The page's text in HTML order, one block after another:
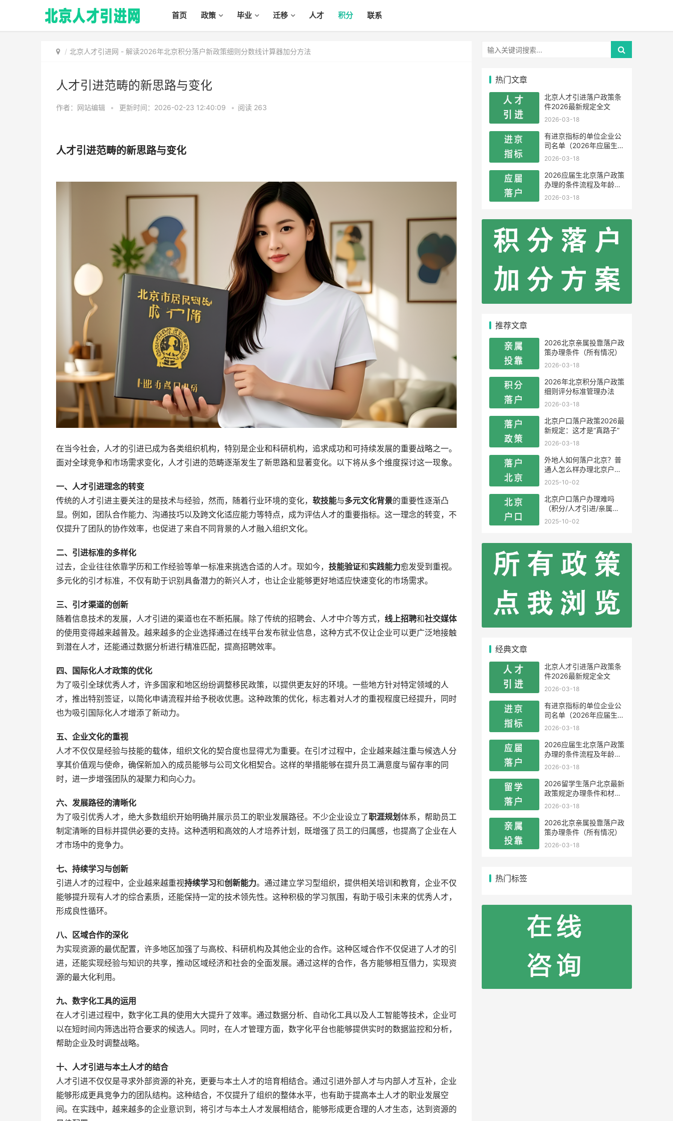
首页 政策 毕业 迁移 人才 积分 联系
北京人才引进网 - 解读2026年北京积分落户新政策细则分数线计算器加分方法
人才引进范畴的新思路与变化
作者：网站编辑 • 更新时间：2026-02-23 12:40:09 • 阅读 263
人才引进范畴的新思路与变化
在当今社会，人才的引进已成为各类组织机构，特别是企业和科研机构，追求成功和可持续发展的重要战略之一。
面对全球竞争和市场需求变化，人才引进的范畴逐渐发生了新思路和显著变化。以下将从多个维度探讨这一现象。
一、人才引进理念的转变
传统的人才引进主要关注的是技术与经验，然而，随着行业环境的变化， 软技能与多元文化背景的重要性逐渐凸
显。例如，团队合作能力、沟通技巧以及跨文化适应能力等特点，成为评估人才的重要指标。这一理念的转变，不
仅提升了团队的协作效率，也促进了来自不同背景的人才融入组织文化。
二、引进标准的多样化
过去，企业往往依靠学历和工作经验等单一标准来挑选合适的人才。现如今， 技能验证和实践能力愈发受到重视。
多元化的引才标准，不仅有助于识别具备潜力的新兴人才，也让企业能够更好地适应快速变化的市场需求。
三、引才渠道的创新
随着信息技术的发展，人才引进的渠道也在不断拓展。除了传统的招聘会、人才中介等方式， 线上招聘和社交媒体
的使用变得越来越普及。越来越多的企业选择通过在线平台发布就业信息，这种方式不仅让企业可以更广泛地接触
到潜在人才，还能通过数据分析进行精准匹配，提高招聘效率。
四、国际化人才政策的优化
为了吸引全球优秀人才，许多国家和地区纷纷调整移民政策，以提供更友好的环境。一些地方针对特定领域的人
才，推出特别签证，以简化申请流程并给予税收优惠。这种政策的优化，标志着对人才的重视程度已经提升，同时
也为吸引国际化人才增添了新动力。
五、企业文化的重视
人才不仅仅是经验与技能的载体，组织文化的契合度也显得尤为重要。在引才过程中，企业越来越注重与候选人分
享其价值观与使命，确保新加入的成员能够与公司文化相契合。这样的举措能够在提升员工满意度与留存率的同
时，进一步增强团队的凝聚力和向心力。
六、发展路径的清晰化
为了吸引优秀人才，绝大多数组织开始明确并展示员工的职业发展路径。不少企业设立了职涯规划体系，帮助员工
制定清晰的目标并提供必要的支持。这种透明和高效的人才培养计划，既增强了员工的归属感，也提高了企业在人
才市场中的竞争力。
七、持续学习与创新
引进人才的过程中，企业越来越重视持续学习和创新能力。通过建立学习型组织，提供相关培训和教育，企业不仅
能够提升现有人才的综合素质，还能保持一定的技术领先性。这种积极的学习氛围，有助于吸引未来的优秀人才，
形成良性循环。
八、区域合作的深化
为实现资源的最优配置，许多地区加强了与高校、科研机构及其他企业的合作。这种区域合作不仅促进了人才的引
进，还能实现经验与知识的共享，推动区域经济和社会的全面发展。通过这样的合作，各方能够相互借力，实现资
源的最大化利用。
九、数字化工具的运用
在人才引进过程中，数字化工具的使用大大提升了效率。通过数据分析、自动化工具以及人工智能等技术，企业可
以在短时间内筛选出符合要求的候选人。同时，在人才管理方面，数字化平台也能够提供实时的数据监控和分析，
帮助企业及时调整战略。
十、人才引进与本土人才的结合
人才引进不仅仅是寻求外部资源的补充，更要与本土人才的培育相结合。通过引进外部人才与内部人才互补，企业
能够形成更具竞争力的团队结构。这种结合，不仅提升了组织的整体水平，也有助于提高本土人才的职业发展空
间。在实践中，越来越多的企业意识到，将引才与本土人才发展相结合，能够形成更合理的人才生态，达到资源的
热门文章
北京人才引进落户政策条
件2026最新规定全文
2026-03-18
有进京指标的单位企业公
司名单（2026年应届生留
学生）
2026-03-18
2026应届生北京落户政策
办理的条件流程及年龄限
制
2026-03-18
推荐文章
2026北京亲属投靠落户政
策办理条件（所有情况）
2026-03-18
2026年北京积分落户政策
细则评分标准管理办法
2026-03-18
北京户口落户政策2026最
新规定：这才是“真路子”
2026-03-18
外地人如何落户北京？普
通人怎么样办理北京户
口？
2025-10-02
北京户口落户办理难吗
（积分/人才引进/亲属投
靠）
2025-10-02
经典文章
北京人才引进落户政策条
件2026最新规定全文
2026-03-18
有进京指标的单位企业公
司名单（2026年应届生留
学生）
2026-03-18
2026应届生北京落户政策
办理的条件流程及年龄限
制
2026-03-18
2026留学生落户北京最新
政策规定办理条件和材料
及流程
2026-03-18
2026北京亲属投靠落户政
策办理条件（所有情况）
2026-03-18
热门标签